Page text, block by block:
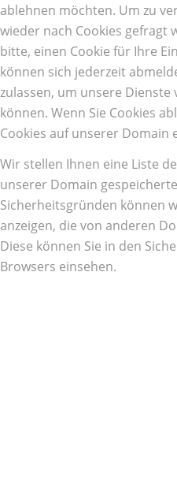
ablehnen möchten. Um zu
wieder nach Cookies gefragt
bitte, einen Cookie für Ihre
können sich jederzeit
zulassen, um unsere
können. Wenn Sie Cookies
Cookies auf unserer Domain
Wir stellen Ihnen eine Liste
unserer Domain
Sicherheitsgründen können
anzeigen, die von anderen
Diese können Sie in den
Browsers einsehen.